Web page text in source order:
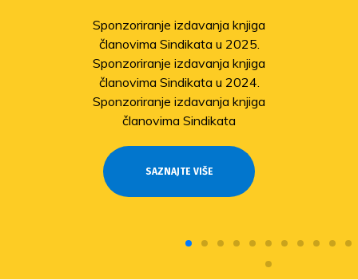
Sponzoriranje izdavanja knjiga
članovima Sindikata u 2025.
Sponzoriranje izdavanja knjiga
članovima Sindikata u 2024.
Sponzoriranje izdavanja knjiga
članovima Sindikata
SAZNAJTE VIŠE